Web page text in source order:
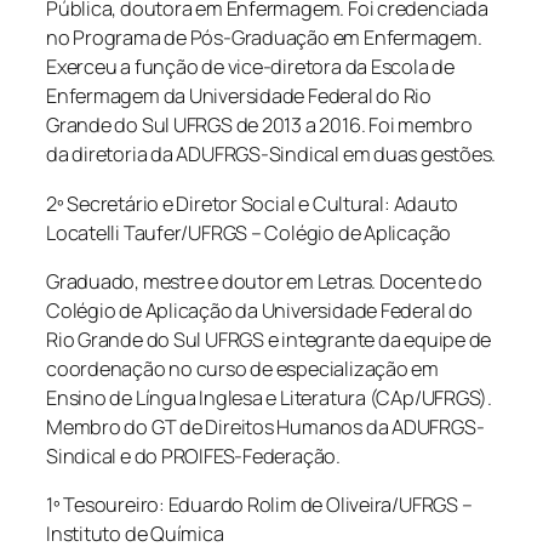
Pública, doutora em Enfermagem. Foi credenciada
no Programa de Pós-Graduação em Enfermagem.
Exerceu a função de vice-diretora da Escola de
Enfermagem da Universidade Federal do Rio
Grande do Sul UFRGS de 2013 a 2016. Foi membro
da diretoria da ADUFRGS-Sindical em duas gestões.
2º Secretário e Diretor Social e Cultural: Adauto
Locatelli Taufer/UFRGS – Colégio de Aplicação
Graduado, mestre e doutor em Letras. Docente do
Colégio de Aplicação da Universidade Federal do
Rio Grande do Sul UFRGS e integrante da equipe de
coordenação no curso de especialização em
Ensino de Língua Inglesa e Literatura (CAp/UFRGS).
Membro do GT de Direitos Humanos da ADUFRGS-
Sindical e do PROIFES-Federação.
1º Tesoureiro: Eduardo Rolim de Oliveira/UFRGS –
Instituto de Química